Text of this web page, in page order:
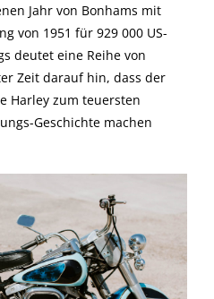
Jahr von Bonhams mit
von 1951 für 929 000 US-
deutet eine Reihe von
Zeit darauf hin, dass der
Harley zum teuersten
Geschichte machen